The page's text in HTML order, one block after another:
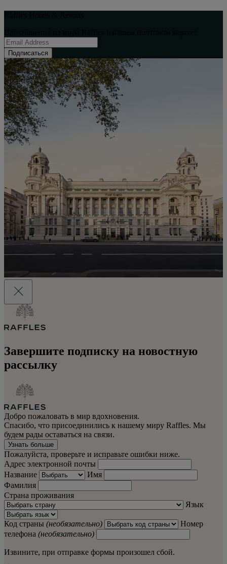
Подписаться
Завершите подписку на новостную
рассылку
Добро пожаловать в мир вдохновения.
Спасибо, что присоединились к нашему миру Raffles. Мы
будем рады оставаться на связи.
Узнать больше
Пожалуйста, проверьте и исправьте ошибки ниже.
Адрес электронной почты
Название
Имя
Фамилия
Страна проживания
Язык
Код страны (необязательно)
Номер
телефона (необязательно)
Извините, при отправке формы произошел сбой.